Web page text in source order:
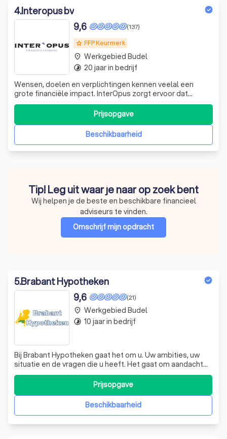
4.Interopus bv
grade FFP Keurmerk
(137)
9,6
Wensen, doelen en verplichtingen kennen veelal een
grote financiële impact. InterOpus zorgt ervoor dat
financiële keuzes daarin gedragen kunnen worden, nu en in
de toekomst. Wat de wensen ook zijn, het financiële plan
borgt verantwoorde keuzes en zorgt ervoor dat die in
samenhang worden beschouwd, s
Beschikbaarheid
Prijsopgave
place Werkgebied Budel
timelapse 20 jaar in bedrijf
Tip! Leg uit waar je naar op zoek bent
Wij helpen je de beste en beschikbare financieel
adviseurs te vinden.
Omschrijf mijn opdracht
5.Brabant Hypotheken
(21)
9,6
Bij Brabant Hypotheken gaat het om u. Uw ambities, uw
situatie en de vragen die u heeft. Het gaat om aandacht
en de juiste keuzes maken. Brabant Hypotheken helpt u
om uw financiële situatie inzichtelijk te maken. Er is tijd en
aandacht om samen tot een oplossing te komen.
Vanzelfsprekend staan betro
Beschikbaarheid
Prijsopgave
place Werkgebied Budel
timelapse 10 jaar in bedrijf